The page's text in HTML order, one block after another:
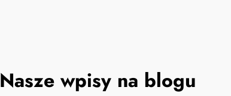
Nasze wpisy na blogu